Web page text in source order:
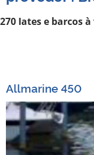
Leilões
Agentes
de
iate
270 Iates e barcos
Allmarine 450